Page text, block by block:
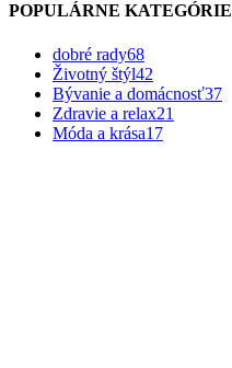
POPULÁRNE KATEGÓRIE
dobré rady68
Životný štýl42
Bývanie a domácnosť37
Zdravie a relax21
Móda a krása17